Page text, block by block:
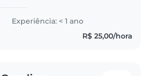
experiência em cuidar de bebês
e crianças pequenas por causa
de familiares. Estou disponível..
Experiência: < 1 ano
R$ 25,00/hora